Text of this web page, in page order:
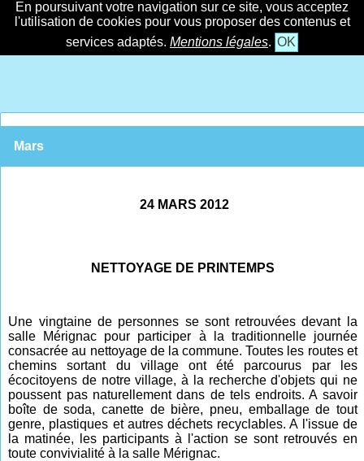
En poursuivant votre navigation sur ce site, vous acceptez
l'utilisation de cookies pour vous proposer des contenus et
services adaptés. Mentions légales. OK
Mars
24 MARS 2012
NETTOYAGE DE PRINTEMPS
Une vingtaine de personnes se sont retrouvées devant la
salle Mérignac pour participer à la traditionnelle journée
consacrée au nettoyage de la commune. Toutes les routes et
chemins sortant du village ont été parcourus par les
écocitoyens de notre village, à la recherche d'objets qui ne
poussent pas naturellement dans de tels endroits. A savoir
boîte de soda, canette de bière, pneu, emballage de tout
genre, plastiques et autres déchets recyclables. A l'issue de
la matinée, les participants à l'action se sont retrouvés en
toute convivialité à la salle Mérignac.